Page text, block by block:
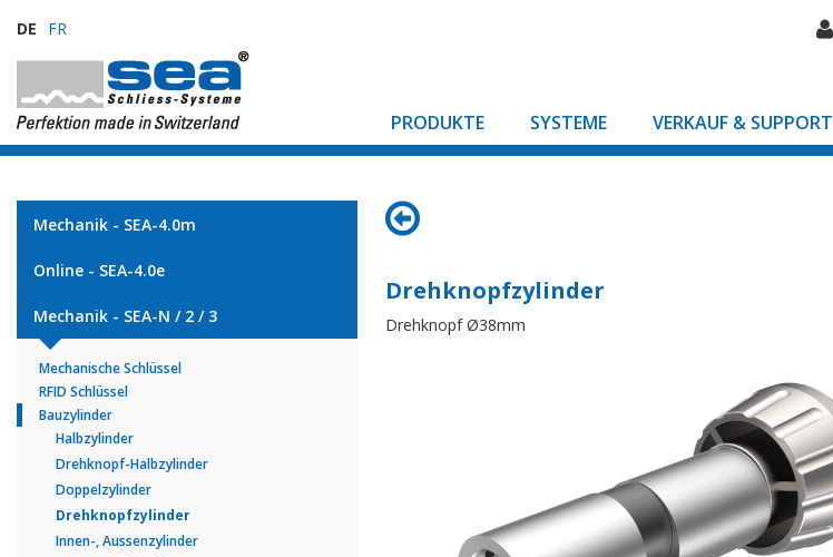
DE FR
PRODUKTE SYSTEME VERKAUF & SUPPORT
Mechanik - SEA-4.0m
Online - SEA-4.0e
Mechanik - SEA-N / 2 / 3
Mechanische Schlüssel
RFID Schlüssel
Bauzylinder
Halbzylinder
Drehknopf-Halbzylinder
Doppelzylinder
Drehknopfzylinder
Innen-, Aussenzylinder
Drehknopfzylinder
Drehknopf Ø38mm